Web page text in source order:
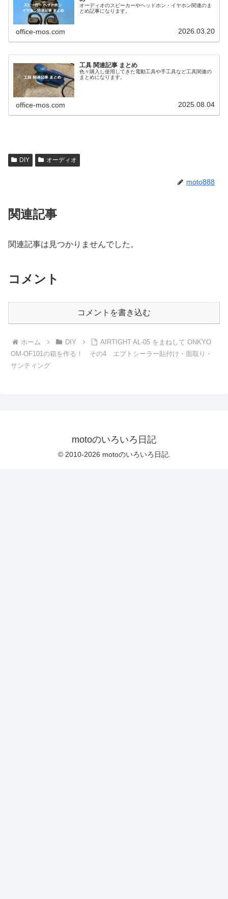
オーディオのスピーカーやヘッドホン・イヤホン関連のま
とめ記事になります。
office-mos.com 2026.03.20
工具 関連記事 まとめ
色々購入し使用してきた電動工具や手工具など工具関連の
まとめになります。
office-mos.com 2025.08.04
DIY オーディオ
moto888
関連記事
関連記事は見つかりませんでした。
コメント
コメントを書き込む
ホーム DIY
AIRTIGHT AL-05 をまねして ONKYO
OM-OF101の箱を作る！ その4 エプトシーラー貼付け・面取り・
サンティング
motoのいろいろ日記
© 2010-2026 motoのいろいろ日記.